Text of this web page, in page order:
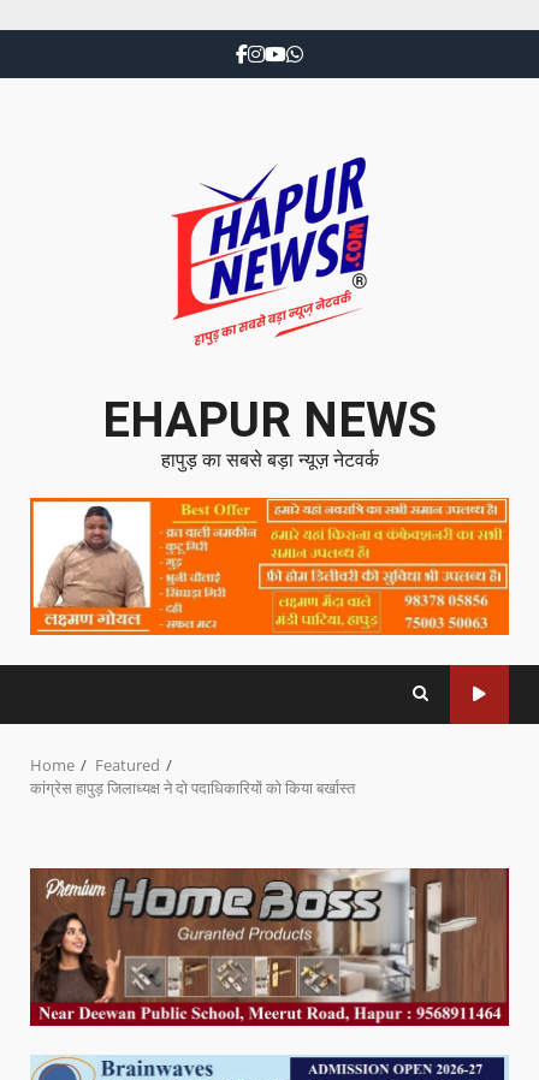
EHAPUR NEWS
हापुड़ का सबसे बड़ा न्यूज़ नेटवर्क
Home
Featured
कांग्रेस हापुड़ जिलाध्यक्ष ने दो पदाधिकारियों को किया बर्खास्त